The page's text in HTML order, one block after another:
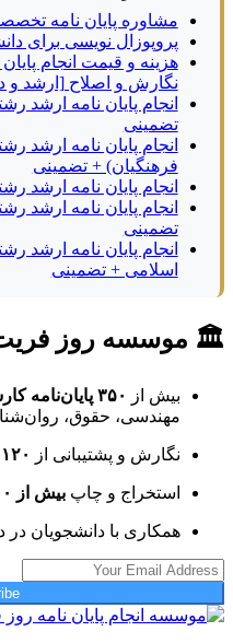
مشاوره پایان نامه
پروپوزال نویسی برای
هزینه و قیمت انجام
نگارش و اصلاح [ارشد و
انجام پایان نامه ارشد
تضمینی
انجام پایان نامه ارشد
فرهنگیان) + تضمینی
انجام پایان نامه ارشد
انجام پایان نامه ارشد
تضمینی
انجام پایان نامه ارشد
اسلامی + تضمینی
🏛 موسسه روز
بیش از ۳۵۰ پایان‌نامه کارشناسی ارشد
مهندسی، حقوق،
نگارش و پشتیبانی از ۱۲۰ پایان‌نامه دکتری
استخراج و چاپ بیش از ۲۰۰ مقاله ISI و ISC
همکاری با دانشجویان در